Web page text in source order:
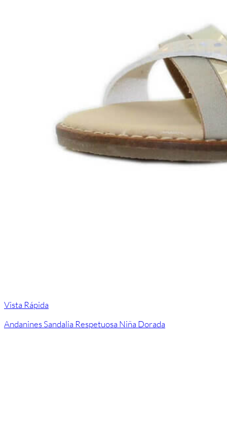
Vista Rápida
Andanines Sandalia Respetuosa Niña Dorada